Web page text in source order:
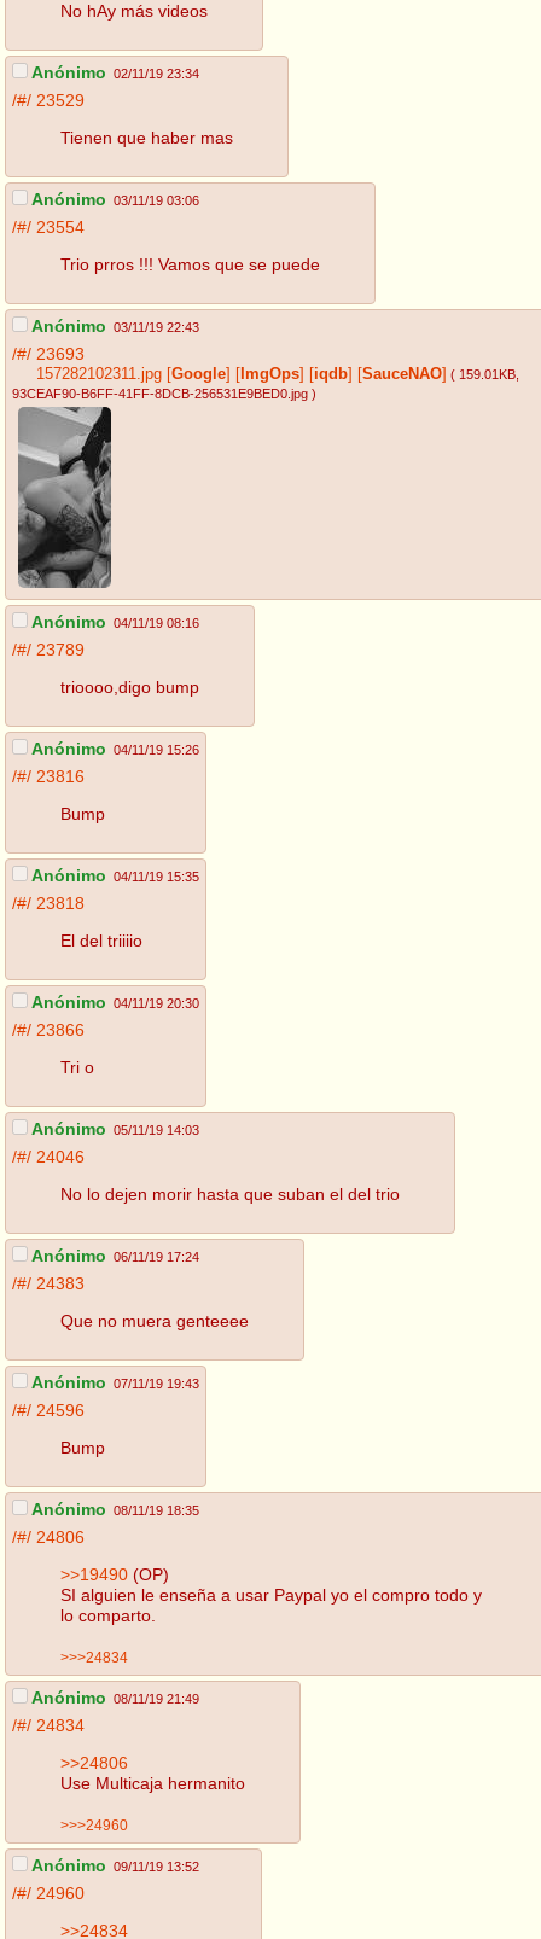
No hAy más videos
Anónimo 02/11/19 23:34
/#/ 23529
Tienen que haber mas
Anónimo 03/11/19 03:06
/#/ 23554
Trio prros !!! Vamos que se puede
Anónimo 03/11/19 22:43
/#/ 23693
157282102311.jpg Google ImgOps iqdb SauceNAO ( 159.01KB,
93CEAF90-B6FF-41FF-8DCB-256531E9BED0.jpg )
Anónimo 04/11/19 08:16
/#/ 23789
trioooo,digo bump
Anónimo 04/11/19 15:26
/#/ 23816
Bump
Anónimo 04/11/19 15:35
/#/ 23818
El del triiiio
Anónimo 04/11/19 20:30
/#/ 23866
Tri o
Anónimo 05/11/19 14:03
/#/ 24046
No lo dejen morir hasta que suban el del trio
Anónimo 06/11/19 17:24
/#/ 24383
Que no muera genteeee
Anónimo 07/11/19 19:43
/#/ 24596
Bump
Anónimo 08/11/19 18:35
/#/ 24806
>>19490 (OP)
SI alguien le enseña a usar Paypal yo el compro todo y
lo comparto.
>>>24834
Anónimo 08/11/19 21:49
/#/ 24834
>>24806
Use Multicaja hermanito
>>>24960
Anónimo 09/11/19 13:52
/#/ 24960
>>24834